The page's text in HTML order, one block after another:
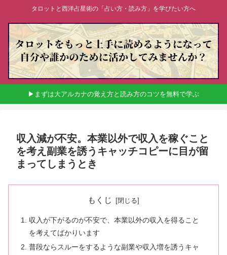
タロットと西洋占星術の「占い方・読み方」を学びたい方へ
▶まずは大アルカナの覚え方と読み方のコツを無料で学ぶ
収入減が不安。本業以外で収入を稼ぐこと
を考え副業を誘うキャッチコピーに目が留
まってしまうとき
もくじ
収入が下がるのが不安で、本業以外の収入を得ること
を考えてばかりいます
普段ならスルーをするような副業や収入増を誘うキャ